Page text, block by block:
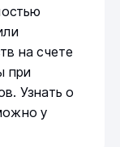
на счете
при
Узнать о
у